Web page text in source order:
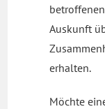
Auskunft
erhalten.
Möchte